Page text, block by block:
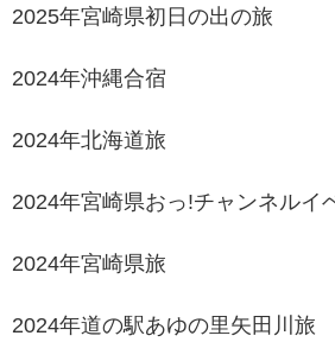
2025年宮崎県初日の出の旅
2024年沖縄合宿
2024年北海道旅
2024年宮崎県おっ!チャンネルイ
2024年宮崎県旅
2024年道の駅あゆの里矢田川旅